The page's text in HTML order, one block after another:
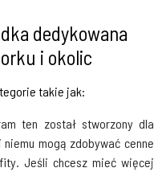
dedykowana
i okolic
takie jak:
ten został stworzony dla
mogą zdobywać cenne
Jeśli chcesz mieć więcej